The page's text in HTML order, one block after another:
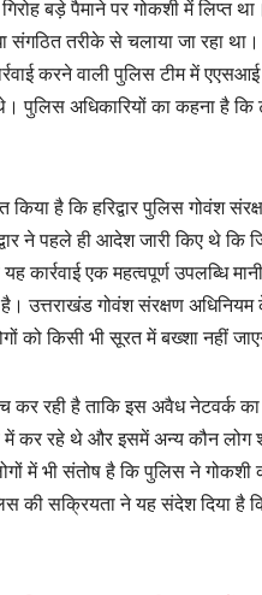
गिरोह बड़े पैमाने पर गोकशी में
संगठित तरीके से चलाया जा रहा
करने वाली पुलिस टीम में
पुलिस अधिकारियों का कहना है
है कि हरिद्वार पुलिस गोवंश
ने पहले ही आदेश जारी किए थे
कार्रवाई एक महत्वपूर्ण उपलब्धि
है। उत्तराखंड गोवंश संरक्षण
को किसी भी सूरत में बख्शा नहीं
रही है ताकि इस अवैध नेटवर्क
में कर रहे थे और इसमें अन्य कौन लोग
में भी संतोष है कि पुलिस ने
की सक्रियता ने यह संदेश दिया है